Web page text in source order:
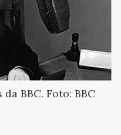
BBC. Foto: BBC